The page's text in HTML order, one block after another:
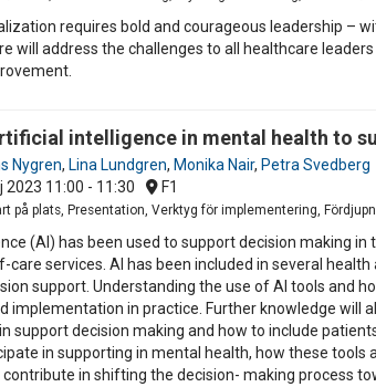
requires bold and courageous leadership –
will address the challenges to all healthcare
intelligence in mental health to
Nygren, Lina Lundgren, Monika Nair, Petra Svedberg
2023 11:00 - 11:30 F1
på plats, Presentation, Verktyg för implementering,
(AI) has been used to support decision making
care services. AI has been included in several
support. Understanding the use of AI tools and
implementation in practice. Further knowledge will
support decision making and how to include
in supporting in mental health, how these
in shifting the decision- making process